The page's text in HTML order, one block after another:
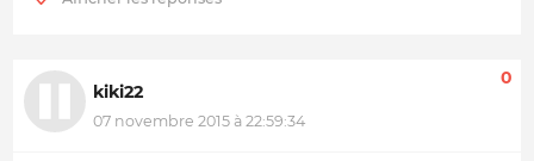
kiki22
07 novembre 2015 à 22:59:34
0